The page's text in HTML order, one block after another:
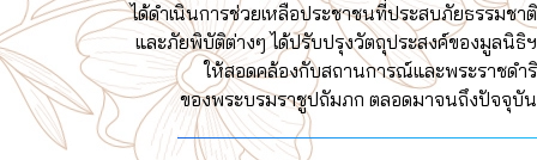
ได้ดำเนินการช่วยเหลือประชาชนที่ประสบภัยธรรมชาติ
และภัยพิบัติต่างๆ ได้ปรับปรุงวัตถุประสงค์ของมูลนิธิฯ
ให้สอดคล้องกับสถานการณ์และพระราชดำริ
ของพระบรมราชูปถัมภก ตลอดมาจนถึงปัจจุบัน